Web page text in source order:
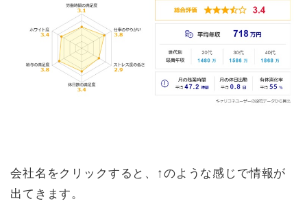
会社名をクリックすると、↑のような感じで情報が
出てきます。